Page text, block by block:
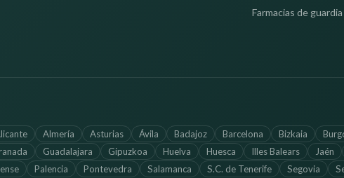
Farmacias de guardia
Almería Asturias Ávila Badajoz Barcelona Bizkaia
Guadalajara Gipuzkoa Huelva Huesca Illes Balears Jaén
Palencia Pontevedra Salamanca S.C. de Tenerife Segovia